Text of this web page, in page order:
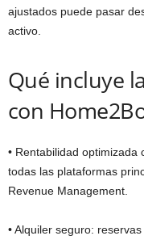
ajustados puede pasar
activo.
Qué incluye
con
• Rentabilidad optimizada
todas las plataformas
Revenue Management.
• Alquiler seguro: